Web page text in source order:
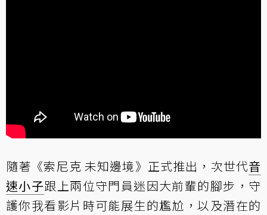
隨著《索尼克 未知邊境》正式推出，次世代音
速小子跟上兩位守門員迷因大前輩的腳步，守
護你我看影片時可能展生的尷尬，以及潛在的